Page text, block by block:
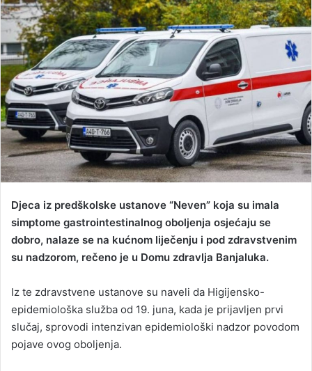
n
e
m
i
l
Djeca iz predškolske ustanove “Neven” koja su imala
simptome gastrointestinalnog oboljenja osjećaju se
dobro, nalaze se na kućnom liječenju i pod zdravstvenim
su nadzorom, rečeno je u Domu zdravlja Banjaluka.
Iz te zdravstvene ustanove su naveli da Higijensko-
epidemiološka služba od 19. juna, kada je prijavljen prvi
slučaj, sprovodi intenzivan epidemiološki nadzor povodom
pojave ovog oboljenja.